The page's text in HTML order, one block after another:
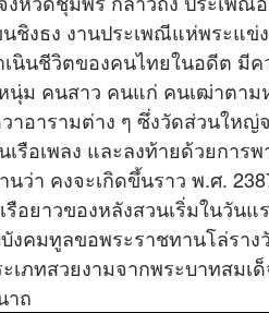
งธง งานประเพณีแห่พระแข่
นินชีวิตของคนไทยในอดีต มี
นุ่ม คนสาว คนแก่ คนเฒ่าตาม
อารามต่าง ๆ ซึ่งวัดส่วนใหญ่
รือเพลง และลงท้ายด้วยการ
ว่า คงจะเกิดขึ้นราว พ.ศ.
ยาวของหลังสวนเริ่มในวันแ
งคมทูลขอพระราชทานโล่ราง
เภทสวยงามจากพระบาทสมเ
าถ